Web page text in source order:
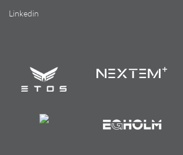
Linkedin